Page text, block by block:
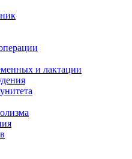
и лактации